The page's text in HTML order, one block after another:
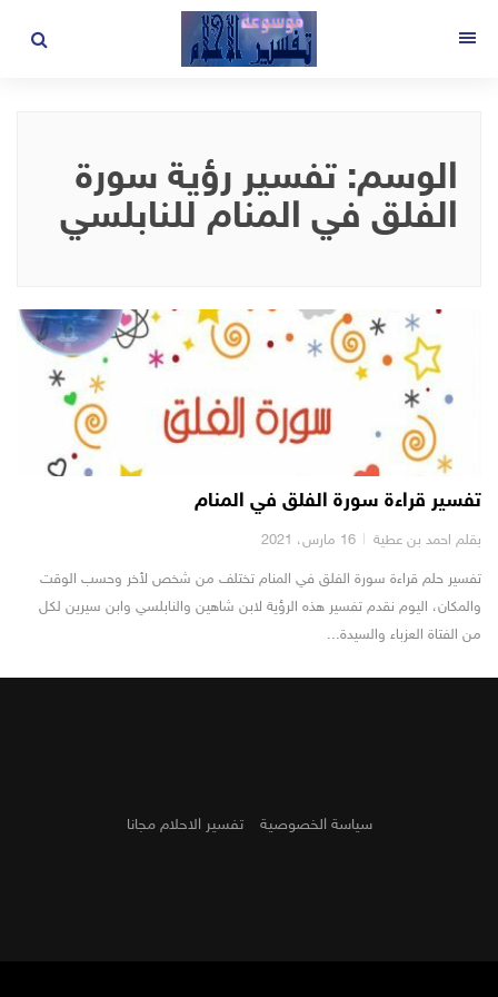
الوسم: تفسير رؤية سورة
الفلق في المنام للنابلسي
تفسير قراءة سورة الفلق في المنام
بقلم احمد بن عطية 16 مارس، 2021
تفسير حلم قراءة سورة الفلق في المنام تختلف من شخص لأخر وحسب الوقت
والمكان، اليوم نقدم تفسير هذه الرؤية لابن شاهين والنابلسي وابن سيرين لكل
من الفتاة العزباء والسيدة...
سياسة الخصوصية تفسير الاحلام مجانا